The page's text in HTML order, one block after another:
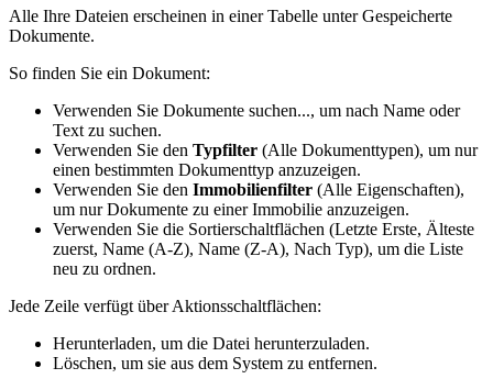
Alle Ihre Dateien erscheinen in einer Tabelle unterGespeicherte
Dokumente.
So finden Sie ein Dokument:
Verwenden Sie Dokumente suchen..., um nach Name oder
Text zu suchen.
Verwenden Sie den Typfilter (Alle Dokumenttypen), um nur
einen bestimmten Dokumenttyp anzuzeigen.
Verwenden Sie den Immobilienfilter (Alle Eigenschaften),
um nur Dokumente zu einer Immobilie anzuzeigen.
Verwenden Sie die Sortierschaltflächen (Letzte Erste, Älteste
zuerst, Name (A-Z), Name (Z-A), Nach Typ), um die Liste
neu zu ordnen.
Jede Zeile verfügt über Aktionsschaltflächen:
Herunterladen, um die Datei herunterzuladen.
Löschen, um sie aus dem System zu entfernen.